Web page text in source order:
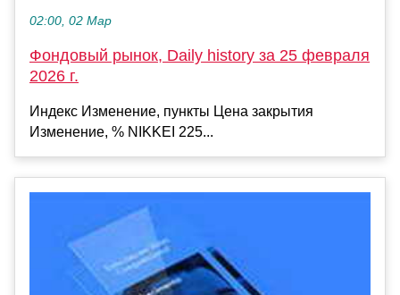
02:00, 02 Мар
Фондовый рынок, Daily history за 25 февраля
2026 г.
Индекс Изменение, пункты Цена закрытия
Изменение, % NIKKEI 225...